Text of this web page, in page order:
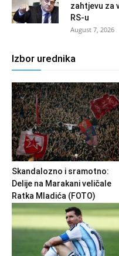
zahtjevu za
RS-u
August 7, 2026
Izbor urednika
Skandalozno i sramotno:
Delije na Marakani veličale
Ratka Mladića (FOTO)